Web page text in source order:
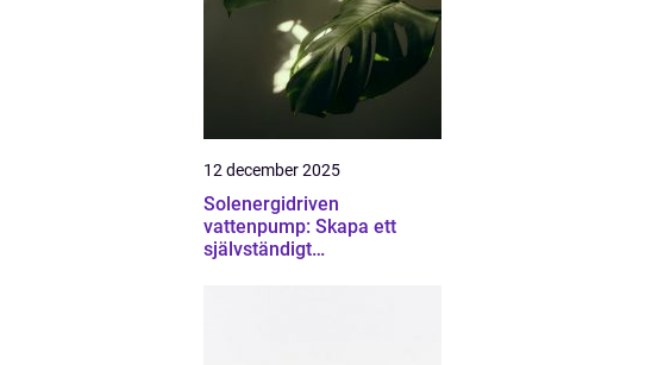
12 december 2025
Solenergidriven
vattenpump: Skapa ett
självständigt